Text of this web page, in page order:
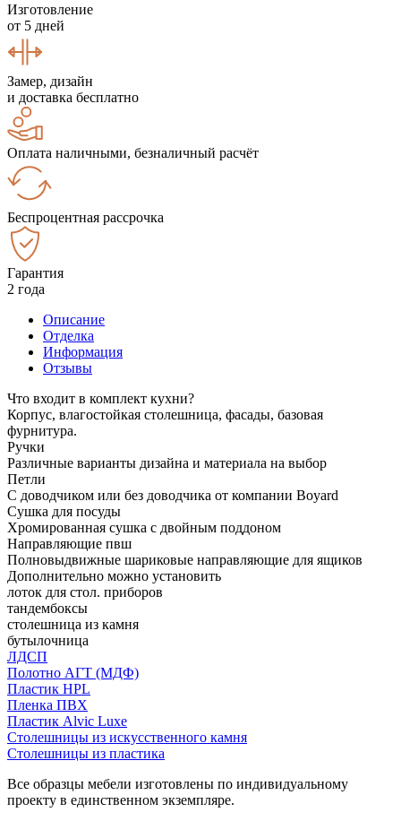
Изготовление
от 5 дней
Замер, дизайн
и доставка бесплатно
Оплата наличными, безналичный расчёт
Беспроцентная рассрочка
Гарантия
2 года
Описание
Отделка
Информация
Отзывы
Что входит в комплект кухни?
Корпус, влагостойкая столешница, фасады, базовая
фурнитура.
Ручки
Различные варианты дизайна и материала на выбор
Петли
С доводчиком или без доводчика от компании Boyard
Сушка для посуды
Хромированная сушка с двойным поддоном
Направляющие пвш
Полновыдвижные шариковые направляющие для ящиков
Дополнительно можно установить
лоток для стол. приборов
тандембоксы
столешница из камня
бутылочница
ЛДСП
Полотно АГТ (МДФ)
Пластик HPL
Пленка ПВХ
Пластик Alvic Luxe
Столешницы из искусственного камня
Столешницы из пластика
Все образцы мебели изготовлены по индивидуальному
проекту в единственном экземпляре.